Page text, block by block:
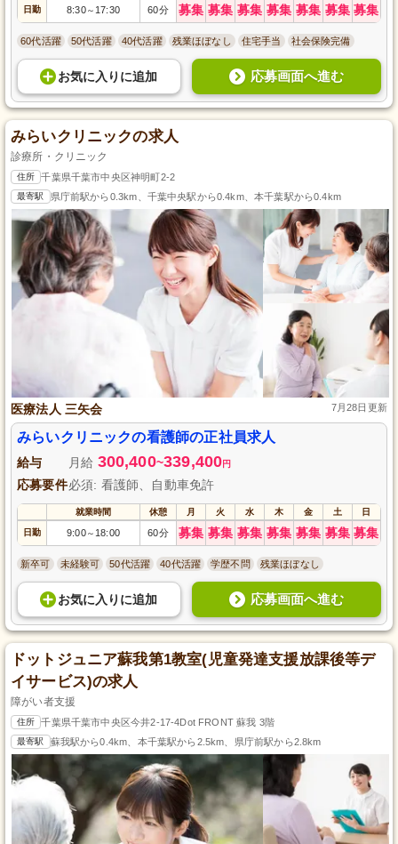
日勤 8:30～ 17:30 60分 募集 募集 募集 募集 募集 募集 募集
60代活躍 50代活躍 40代活躍 残業ほぼなし 住宅手当 社会保険完備
お気に入り に追加 応募画面へ進む
みらいクリニックの求人
診療所・クリニック
住所 千葉県千葉市中央区神明町2-2
最寄駅 県庁前駅から0.3km、千葉中央駅から0.4km、本千葉駅から0.4km
医療法人 三矢会 7月28日更新
みらいクリニックの看護師の正社員求人
給与 月給 300,400~339,400円
応募要件必須: 看護師、自動車免許
就業時間 休憩 月 火 水 木 金 土 日
日勤 9:00～ 18:00 60分 募集 募集 募集 募集 募集 募集 募集
新卒可 未経験可 50代活躍 40代活躍 学歴不問 残業ほぼなし
お気に入り に追加 応募画面へ進む
ドットジュニア蘇我第1教室(児童発達支援放課後等デ
イサービス)の求人
障がい者支援
住所 千葉県千葉市中央区今井2-17-4Dot FRONT 蘇我 3階
最寄駅 蘇我駅から0.4km、本千葉駅から2.5km、県庁前駅から2.8km